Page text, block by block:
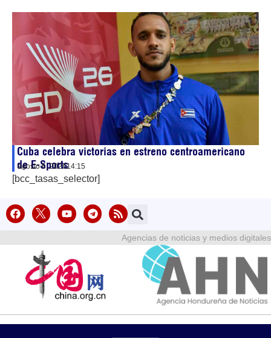
Cuba celebra victorias en estreno centroamericano
de E-Sports
agosto 6, 202614:15
[bcc_tasas_selector]
Agencias de noticias y medios digitales